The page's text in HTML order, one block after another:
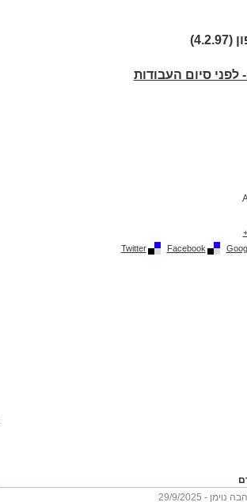
Facebook
Twitter
- 29/9/2025